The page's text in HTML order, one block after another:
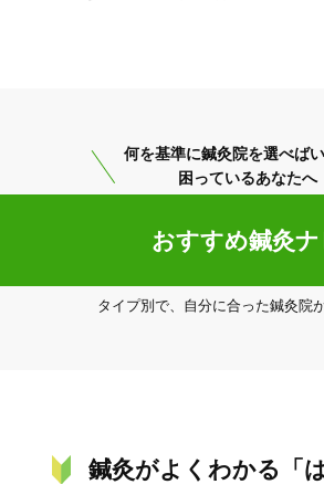
20時以降OK
何を基準に鍼灸院を選べば
困っているあなたへ
おすすめ鍼灸
タイプ別で、自分に合った鍼灸院
鍼灸がよくわかる「